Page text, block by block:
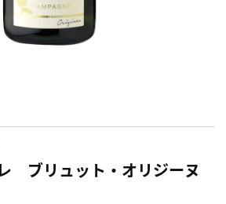
ブリュット・オリジーヌ